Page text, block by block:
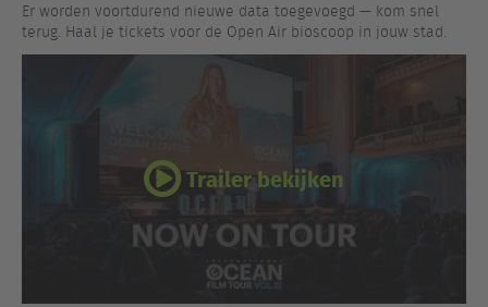
Er worden voortdurend nieuwe data toegevoegd — kom snel
terug. Haal je tickets voor de Open Air bioscoop in jouw stad.
Trailer bekijken